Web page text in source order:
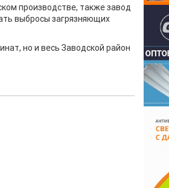
производстве, также завод
выбросы загрязняющих
но и весь Заводской район